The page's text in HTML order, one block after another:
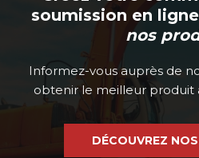
soumission en ligne
nos
Informez-vous auprès de
obtenir le meilleur produit
DÉCOUVREZ